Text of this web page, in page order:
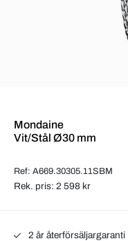
Mondaine
Vit/Stål Ø30 mm
Ref: A669.30305.11SBM
Rek. pris: 2 598 kr
2 år återförsäljargaranti